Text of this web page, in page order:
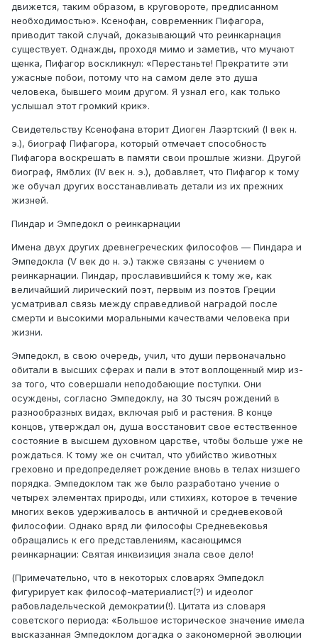
движется, таким образом, в круговороте, предписанном
необходимостью». Ксенофан, современник Пифагора,
приводит такой случай, доказывающий что реинкарнация
существует. Однажды, проходя мимо и заметив, что мучают
щенка, Пифагор воскликнул: «Перестаньте! Прекратите эти
ужасные побои, потому что на самом деле это душа
человека, бывшего моим другом. Я узнал его, как только
услышал этот громкий крик».
Свидетельству Ксенофана вторит Диоген Лаэртский (I век н.
э.), биограф Пифагора, который отмечает способность
Пифагора воскрешать в памяти свои прошлые жизни. Другой
биограф, Ямблих (IV век н. э.), добавляет, что Пифагор к тому
же обучал других восстанавливать детали из их прежних
жизней.
Пиндар и Эмпедокл о реинкарнации
Имена двух других древнегреческих философов — Пиндара и
Эмпедокла (V век до н. э.) также связаны с учением о
реинкарнации. Пиндар, прославившийся к тому же, как
величайший лирический поэт, первым из поэтов Греции
усматривал связь между справедливой наградой после
смерти и высокими моральными качествами человека при
жизни.
Эмпедокл, в свою очередь, учил, что души первоначально
обитали в высших сферах и пали в этот воплощенный мир из-
за того, что совершали неподобающие поступки. Они
осуждены, согласно Эмпедоклу, на 30 тысяч рождений в
разнообразных видах, включая рыб и растения. В конце
концов, утверждал он, душа восстановит свое естественное
состояние в высшем духовном царстве, чтобы больше уже не
рождаться. К тому же он считал, что убийство животных
греховно и предопределяет рождение вновь в телах низшего
порядка. Эмпедоклом так же было разработано учение о
четырех элементах природы, или стихиях, которое в течение
многих веков удерживалось в античной и средневековой
философии. Однако вряд ли философы Средневековья
обращались к его представлениям, касающимся
реинкарнации: Святая инквизиция знала свое дело!
(Примечательно, что в некоторых словарях Эмпедокл
фигурирует как философ-материалист(?) и идеолог
рабовладельческой демократии(!). Цитата из словаря
советского периода: «Большое историческое значение имела
высказанная Эмпедоклом догадка о закономерной эволюции